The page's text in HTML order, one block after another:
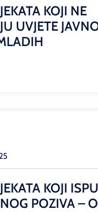
KOJI NE
UVJETE
KOJI
POZIVA –